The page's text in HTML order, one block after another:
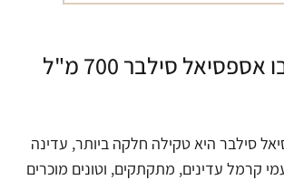
סילבר 700 מ"ל
סילבר היא טקילה חלקה ביותר, עדינה
קרמל עדינים, מתקתקים, וטונים מוכרים